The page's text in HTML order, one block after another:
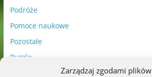
Zarządzaj zgodami plików
Podróże
Pomoce naukowe
Pozostałe
Puzzle